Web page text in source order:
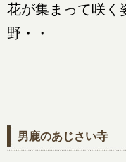
花が集まって咲く
野・・
男鹿のあじさい寺